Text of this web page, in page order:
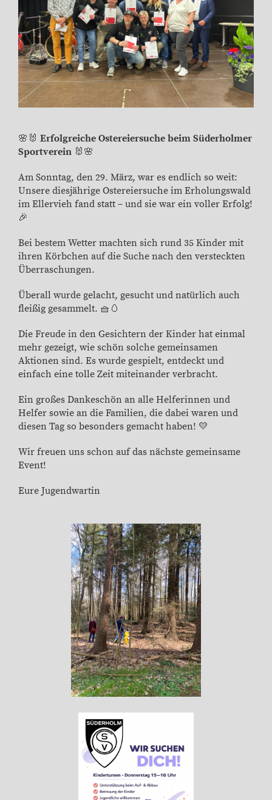
🌸🐰 Erfolgreiche Ostereiersuche beim Süderholmer
Sportverein 🐰🌸
Am Sonntag, den 29. März, war es endlich so weit:
Unsere diesjährige Ostereiersuche im Erholungswald
im Ellervieh fand statt – und sie war ein voller Erfolg!
🎉
Bei bestem Wetter machten sich rund 35 Kinder mit
ihren Körbchen auf die Suche nach den versteckten
Überraschungen.
Überall wurde gelacht, gesucht und natürlich auch
fleißig gesammelt. 🧺🥚
Die Freude in den Gesichtern der Kinder hat einmal
mehr gezeigt, wie schön solche gemeinsamen
Aktionen sind. Es wurde gespielt, entdeckt und
einfach eine tolle Zeit miteinander verbracht.
Ein großes Dankeschön an alle Helferinnen und
Helfer sowie an die Familien, die dabei waren und
diesen Tag so besonders gemacht haben! 💛
Wir freuen uns schon auf das nächste gemeinsame
Event!
Eure Jugendwartin